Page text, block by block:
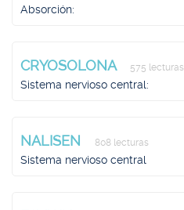
Absorción:
CRYOSOLONA 575 lecturas
Sistema nervioso central:
NALISEN 808 lecturas
Sistema nervioso central